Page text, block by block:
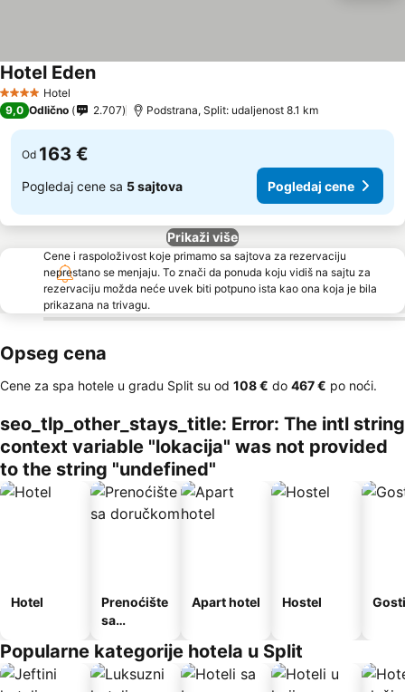
4 ZvezdiceHotel
Hotel EdenPogledaj cene
9,0 Odlično 2.707 Podstrana, Split: udaljenost 8.1 km
Od 163 €
Pogledaj cene sa 5 sajtova Pogledaj cene
Prikaži više
Cene i raspoloživost koje primamo sa sajtova za rezervaciju
neprestano se menjaju. To znači da ponuda koju vidiš na sajtu za
rezervaciju možda neće uvek biti potpuno ista kao ona koja je bila
prikazana na trivagu.
Opseg cena
Cene za spa hotele u gradu Split su od ‎108 € do ‎467 € po noći.
seo_tlp_other_stays_title: Error: The intl string
context variable "lokacija" was not provided
to the string "undefined"
Hotel
Prenoćište
sa
Apart hotel Hostel
Popularne kategorije hotela u Split